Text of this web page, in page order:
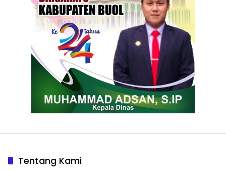
Tentang Kami